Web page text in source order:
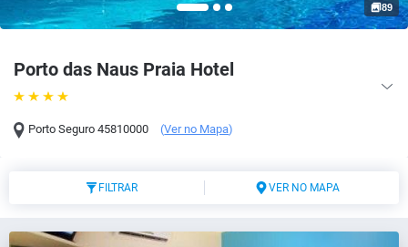
Porto das Naus Praia Hotel
Porto Seguro 45810000 (Ver no Mapa)
89
FILTRAR VER NO MAPA